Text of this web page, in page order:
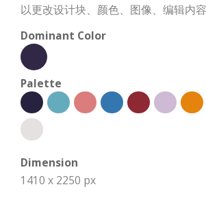
以更改设计块、颜色、图像、编辑内容
Dominant Color
Palette
Dimension
1410 x 2250 px